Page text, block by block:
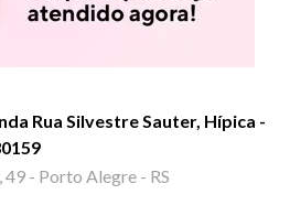
Rua Silvestre Sauter, Hípica -
49 - Porto Alegre - RS